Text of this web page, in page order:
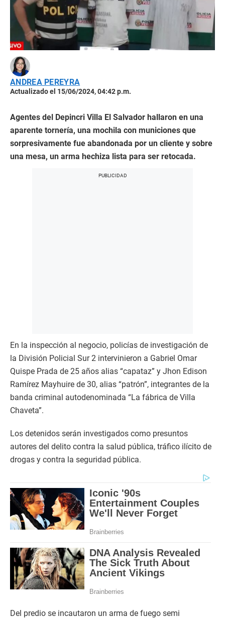
ANDREA PEREYRA
Actualizado el 15/06/2024, 04:42 p.m.
Agentes del Depincri Villa El Salvador hallaron en una
aparente tornería, una mochila con municiones que
sorpresivamente fue abandonada por un cliente y sobre
una mesa, un arma hechiza lista para ser retocada.
En la inspección al negocio, policías de investigación de
la División Policial Sur 2 intervinieron a Gabriel Omar
Quispe Prada de 25 años alias “capataz” y Jhon Edison
Ramírez Mayhuire de 30, alias “patrón”, integrantes de la
banda criminal autodenominada “La fábrica de Villa
Chaveta”.
Los detenidos serán investigados como presuntos
autores del delito contra la salud pública, tráfico ilícito de
drogas y contra la seguridad pública.
Del predio se incautaron un arma de fuego semi